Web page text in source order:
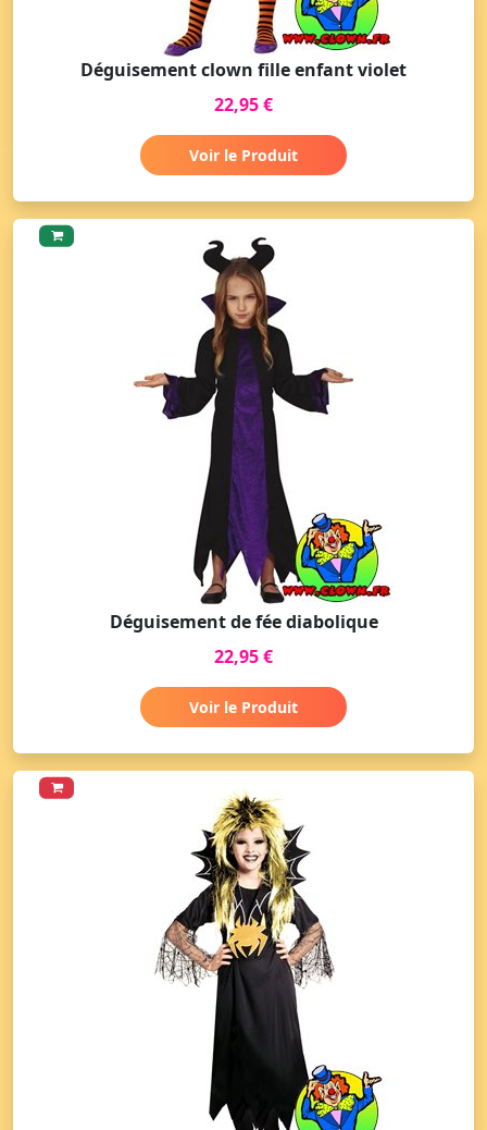
Déguisement clown fille enfant violet
22,95 €
Voir le Produit
Déguisement de fée diabolique
22,95 €
Voir le Produit